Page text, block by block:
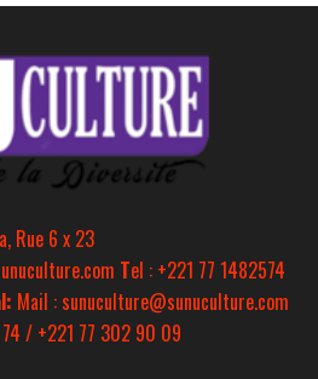
Rue 6 x 23
Tel : +221 77 1482574
Mail : sunuculture@sunuculture.com
/ +221 77 302 90 09